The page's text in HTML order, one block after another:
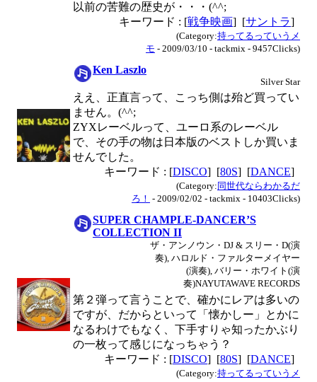
以前の苦難の歴史が・・・(^^;
キーワード : [戦争映画] [サントラ]
(Category:持ってるっていうメ
モ - 2009/03/10 - tackmix - 9457Clicks)
Ken Laszlo
Silver Star
ええ、正直言って、こっち側は殆ど買ってい
ません。(^^;
ZYXレーベルって、ユーロ系のレーベル
で、その手の物は日本版のベストしか買いま
せんでした。
キーワード : [DISCO] [80S] [DANCE]
(Category: 同世代ならわかるだ
ろ！ - 2009/02/02 - tackmix - 10403Clicks)
SUPER CHAMPLE-DANCER’S
COLLECTION II
ザ・アンノウン・DJ & スリー・D(演
奏), ハロルド・ファルターメイヤー
(演奏), バリー・ホワイト(演
奏)NAYUTAWAVE RECORDS
第２弾って言うことで、確かにレアは多いの
ですが、だからといって「懐かしー」とかに
なるわけでもなく、下手すりゃ知ったかぶり
の一枚って感じになっちゃう？
キーワード : [DISCO] [80S] [DANCE]
(Category:持ってるっていうメ